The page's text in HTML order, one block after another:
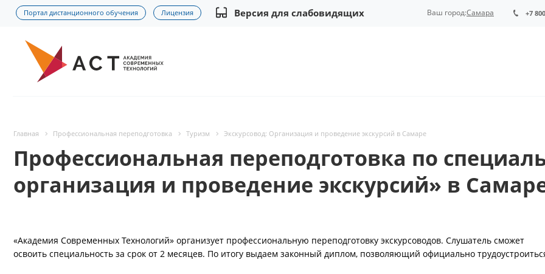
Портал дистанционного обучения Лицензия Версия для слабовидящих +7
Ваш город:Самара
Главная Профессиональная переподготовка Туризм Экскурсовод: Организация и проведение экскурсий в Самаре
Профессиональная переподготовка по
организация и проведение экскурсий» в
«Академия Современных Технологий» организует профессиональную переподготовку экскурсоводов. Слушатель сможет
освоить специальность за срок от 2 месяцев. По итогу выдаем законный диплом, позволяющий официально